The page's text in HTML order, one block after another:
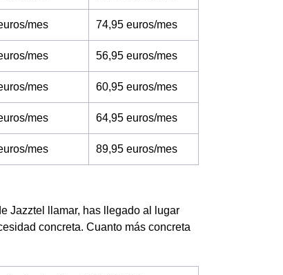
mes 74,95 euros/mes
mes 56,95 euros/mes
mes 60,95 euros/mes
mes 64,95 euros/mes
mes 89,95 euros/mes
Jazztel llamar, has llegado al lugar
concreta. Cuanto más concreta